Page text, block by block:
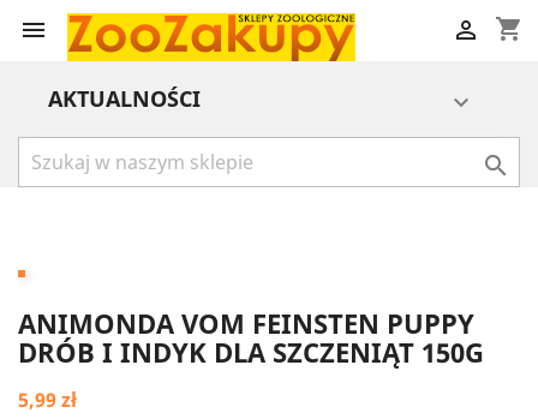
 shopping_cart

AKTUALNOŚCI 

ANIMONDA VOM FEINSTEN PUPPY
DRÓB I INDYK DLA SZCZENIĄT 150G
5,99 zł